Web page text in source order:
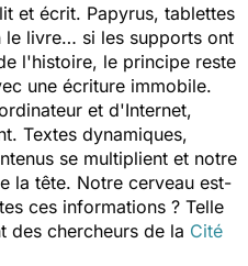
et écrit. Papyrus, tablettes
livre… si les supports ont
l'histoire, le principe reste
une écriture immobile.
et d'Internet,
Textes dynamiques,
se multiplient et notre
la tête. Notre cerveau est-
ces informations ? Telle
des chercheurs de la Cité